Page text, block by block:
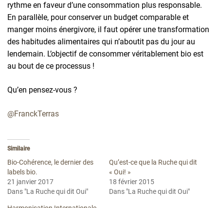
rythme en faveur d’une consommation plus responsable.
En parallèle, pour conserver un budget comparable et
manger moins énergivore, il faut opérer une transformation
des habitudes alimentaires qui n’aboutit pas du jour au
lendemain. L’objectif de consommer véritablement bio est
au bout de ce processus !
Qu’en pensez-vous ?
@FranckTerras
Similaire
Bio-Cohérence, le dernier des
labels bio.
21 janvier 2017
Dans "La Ruche qui dit Oui"
Qu’est-ce que la Ruche qui dit
« Oui! »
18 février 2015
Dans "La Ruche qui dit Oui"